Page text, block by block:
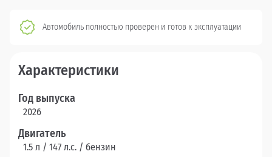
Автомобиль полностью проверен и готов к эксплуатации
Характеристики
Год выпуска
2026
Двигатель
1.5 л / 147 л.c. / бензин